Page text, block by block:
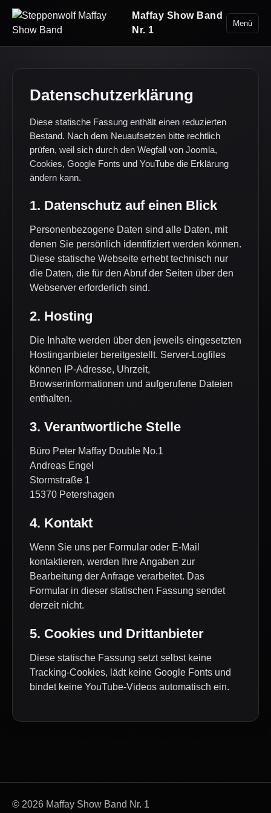
Maffay Show Band
Nr. 1
Menü
Datenschutzerklärung
Diese statische Fassung enthält einen reduzierten
Bestand. Nach dem Neuaufsetzen bitte rechtlich
prüfen, weil sich durch den Wegfall von Joomla,
Cookies, Google Fonts und YouTube die Erklärung
ändern kann.
1. Datenschutz auf einen Blick
Personenbezogene Daten sind alle Daten, mit
denen Sie persönlich identifiziert werden können.
Diese statische Webseite erhebt technisch nur
die Daten, die für den Abruf der Seiten über den
Webserver erforderlich sind.
2. Hosting
Die Inhalte werden über den jeweils eingesetzten
Hostinganbieter bereitgestellt. Server-Logfiles
können IP-Adresse, Uhrzeit,
Browserinformationen und aufgerufene Dateien
enthalten.
3. Verantwortliche Stelle
Büro Peter Maffay Double No.1
Andreas Engel
Stormstraße 1
15370 Petershagen
4. Kontakt
Wenn Sie uns per Formular oder E-Mail
kontaktieren, werden Ihre Angaben zur
Bearbeitung der Anfrage verarbeitet. Das
Formular in dieser statischen Fassung sendet
derzeit nicht.
5. Cookies und Drittanbieter
Diese statische Fassung setzt selbst keine
Tracking-Cookies, lädt keine Google Fonts und
bindet keine YouTube-Videos automatisch ein.
© 2026 Maffay Show Band Nr. 1